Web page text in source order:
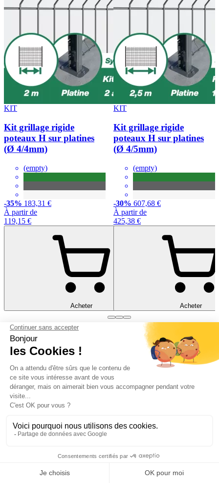
KIT
Kit grillage rigide
poteaux H sur platines
(Ø 4/4mm)
(empty)
-35% 183,31 €
À partir de
119,15 €
Acheter
KIT
Kit grillage rigide
poteaux H sur platines
(Ø 4/5mm)
(empty)
-30% 607,68 €
À partir de
425,38 €
Acheter
Bodeor assure une livraison sécurisée et professionnelle,